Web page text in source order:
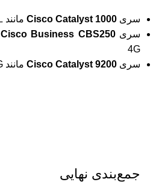
سری Cisco Catalyst 1000مانند C1000-24P-4G-L
سریCisco Business CBS250
4G
سری Cisco Catalyst 9200مانند C9200L-24P-4G
جمع‌بندی نهایی